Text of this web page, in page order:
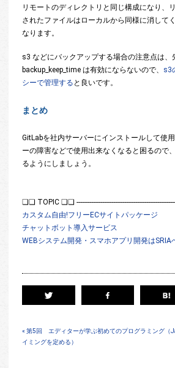
リモートのディレクトリと同じ構成になり、
されたファイルはローカルから同様に消して
なります。
s3 などにバックアップする場合の注意点は、
backup_keep_time は有効にならないので、 s3
シーで管理する と良いです。
まとめ
GitLabを社内サーバーにインストールして使
ーの障害などで使用出来なくなると困るので
るようにしましょう。
❏❏ TOPIC ❏❏
カスタム自由!フリーECサイトパッケージ
チャットボット導入サービス
WEBシステム開発・スマホアプリ開発はSRIA
« 第5回 エディターが学ぶ初めてのプログラミング（
イミングを定める）